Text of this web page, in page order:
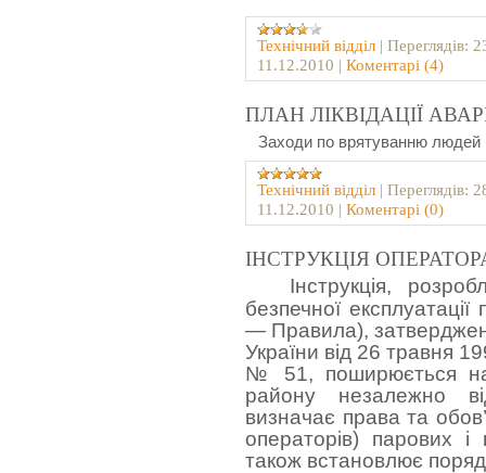
Технічний відділ | Переглядів:
11.12.2010 | Коментарі (4)
ПЛАН ЛІКВІДАЦІЇ
Заходи по врятуванню людей і
Технічний відділ | Переглядів:
11.12.2010 | Коментарі (0)
ІНСТРУКЦІЯ
Інструкція,
безпечної
— Правила),
України від 26 травня
№ 51, поширюється на
району незалежно
визначає права та
операторів) парових і
також встановлює